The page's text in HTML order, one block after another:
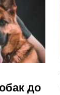
до